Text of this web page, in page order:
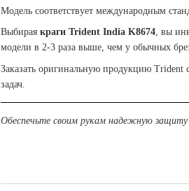
Модель соответствует международным
Выбирая краги Trident India K8674, вы
модели в 2-3 раза выше, чем у обычных
Заказать оригинальную продукцию Trident
задач.
Обеспечьте своим рукам надежную